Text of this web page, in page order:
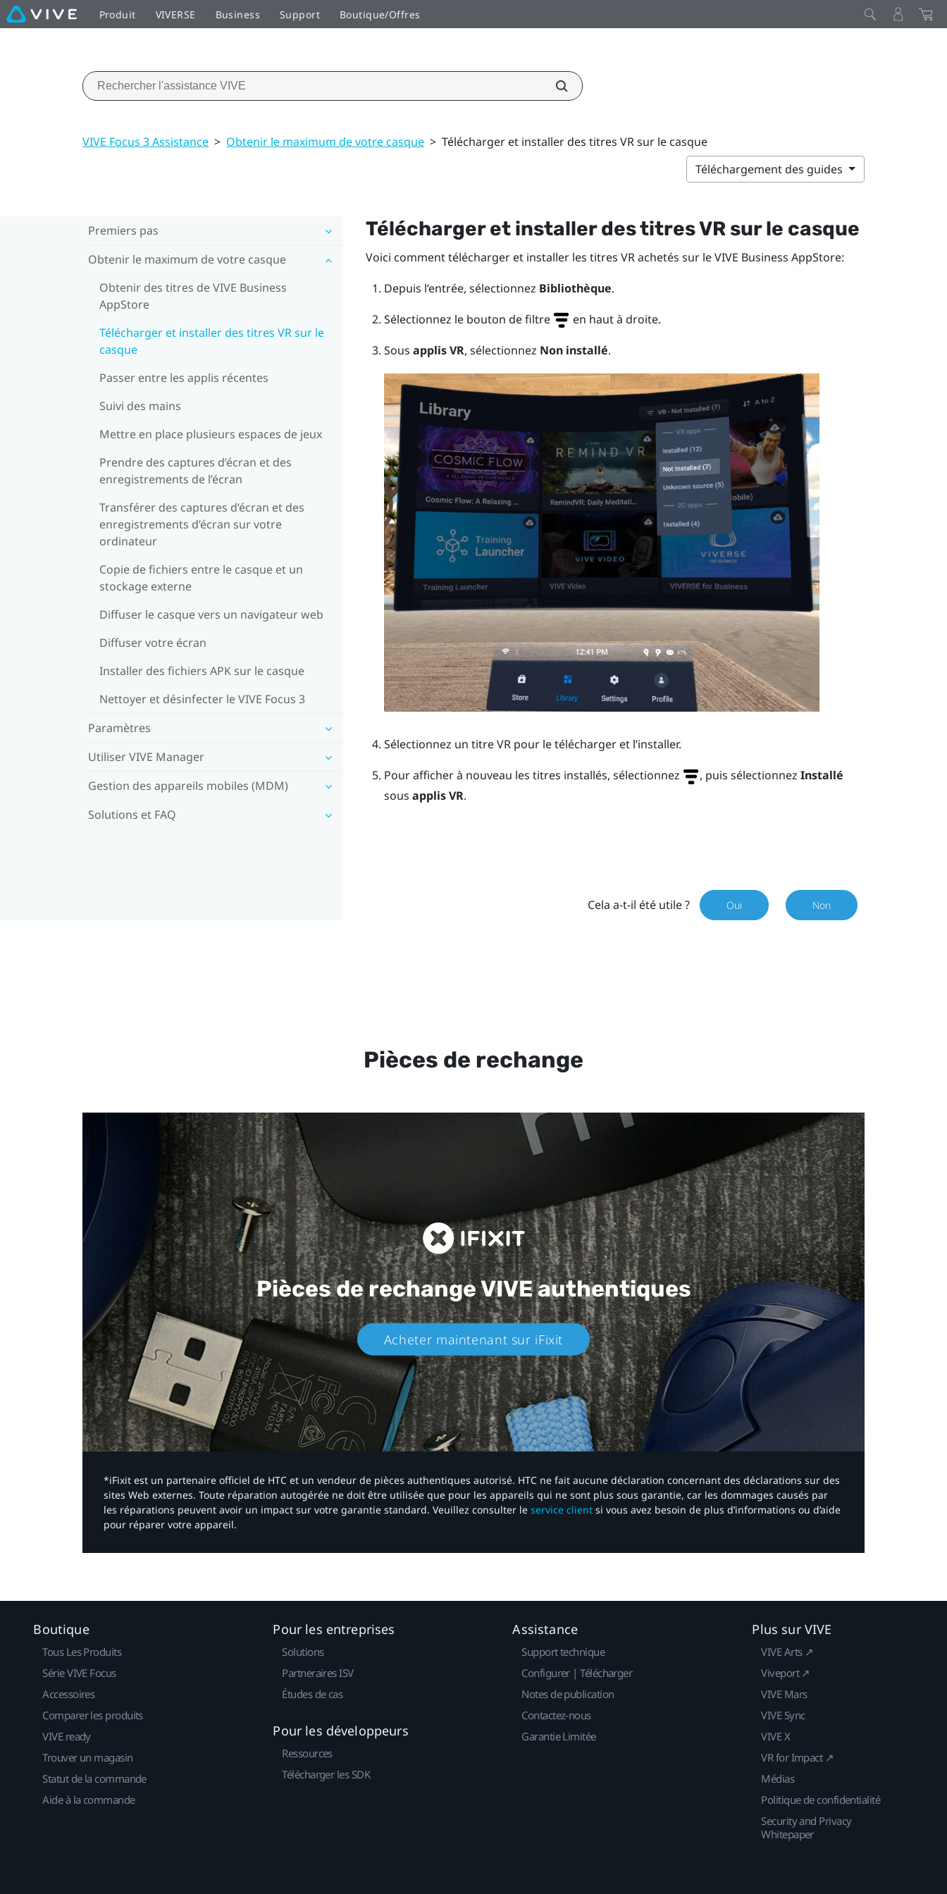
Produit VIVERSE Business Support Boutique/Offres
VIVE Focus 3 Assistance > Obtenir le maximum de votre casque > Télécharger et installer des titres VR sur le casque
Téléchargement des guides
Premiers pas
Obtenir le maximum de votre casque
Obtenir des titres de VIVE Business
AppStore
Télécharger et installer des titres VR sur le
casque
Passer entre les applis récentes
Suivi des mains
Mettre en place plusieurs espaces de jeux
Prendre des captures d’écran et des
enregistrements de l’écran
Transférer des captures d’écran et des
enregistrements d’écran sur votre
ordinateur
Copie de fichiers entre le casque et un
stockage externe
Diffuser le casque vers un navigateur web
Diffuser votre écran
Installer des fichiers APK sur le casque
Nettoyer et désinfecter le VIVE Focus 3
Paramètres
Utiliser VIVE Manager
Gestion des appareils mobiles (MDM)
Solutions et FAQ
Télécharger et installer des titres VR sur le casque
Voici comment télécharger et installer les titres VR achetés sur leVIVE Business AppStore:
Depuis l’entrée, sélectionnez Bibliothèque.
Sélectionnez le bouton de filtre
en haut à droite.
Sous applis VR, sélectionnez Non installé.
Sélectionnez un titre VR pour le télécharger et l’installer.
Pour afficher à nouveau les titres installés, sélectionnez
, puis sélectionnez Installé
sous applis VR.
Cela a-t-il été utile ? Oui Non
Pièces de rechange
Pièces de rechangeVIVE authentiques​
Acheter maintenant sur iFixit​
*iFixit est un partenaire officiel de HTC et un vendeur de pièces authentiques autorisé. HTC ne fait aucune déclaration concernant des déclarations sur des
sites Web externes. Toute réparation autogérée ne doit être utilisée que pour les appareils qui ne sont plus sous garantie, car les dommages causés par
les réparations peuvent avoir un impact sur votre garantie standard. Veuillez consulter le service client si vous avez besoin de plus d’informations ou d’aide
pour réparer votre appareil.​
Boutique
Tous Les Produits
Série VIVE Focus
Accessoires
Comparer les produits
VIVE ready
Trouver un magasin
Statut de la commande
Aide à la commande
Pour les entreprises
Solutions
Partneraires ISV
Études de cas
Pour les développeurs
Ressources
Télécharger les SDK
Assistance
Support technique
Configurer | Télécharger
Notes de publication
Contactez-nous
Garantie Limitée
Plus sur VIVE
VIVE Arts ↗
Viveport ↗
VIVE Mars
VIVE Sync
VIVE X
VR for Impact ↗
Médias
Politique de confidentialité
Security and Privacy
Whitepaper